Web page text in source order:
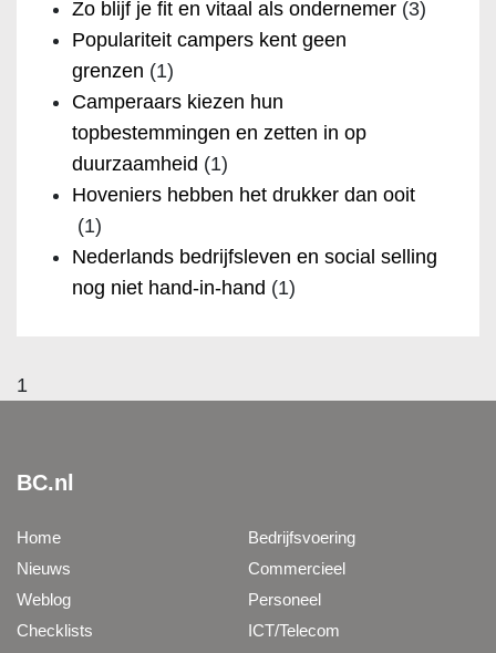
Zo blijf je fit en vitaal als ondernemer (3)
Populariteit campers kent geen
grenzen (1)
Camperaars kiezen hun
topbestemmingen en zetten in op
duurzaamheid (1)
Hoveniers hebben het drukker dan ooit
(1)
Nederlands bedrijfsleven en social selling
nog niet hand-in-hand (1)
1
BC.nl
Home
Nieuws
Weblog
Checklists
Bedrijfsvoering
Commercieel
Personeel
ICT/Telecom